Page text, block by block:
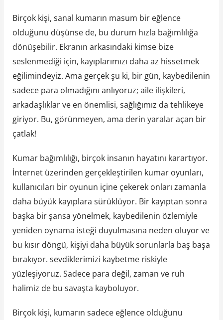
Birçok kişi, sanal kumarın masum bir eğlence
olduğunu düşünse de, bu durum hızla bağımlılığa
dönüşebilir. Ekranın arkasındaki kimse bize
seslenmediği için, kayıplarımızı daha az hissetmek
eğilimindeyiz. Ama gerçek şu ki, bir gün, kaybedilenin
sadece para olmadığını anlıyoruz; aile ilişkileri,
arkadaşlıklar ve en önemlisi, sağlığımız da tehlikeye
giriyor. Bu, görünmeyen, ama derin yaralar açan bir
çatlak!
Kumar bağımlılığı, birçok insanın hayatını karartıyor.
İnternet üzerinden gerçekleştirilen kumar oyunları,
kullanıcıları bir oyunun içine çekerek onları zamanla
daha büyük kayıplara sürüklüyor. Bir kayıptan sonra
başka bir şansa yönelmek, kaybedilenin özlemiyle
yeniden oynama isteği duyulmasına neden oluyor ve
bu kısır döngü, kişiyi daha büyük sorunlarla baş başa
bırakıyor. sevdiklerimizi kaybetme riskiyle
yüzleşiyoruz. Sadece para değil, zaman ve ruh
halimiz de bu savaşta kayboluyor.
Birçok kişi, kumarın sadece eğlence olduğunu